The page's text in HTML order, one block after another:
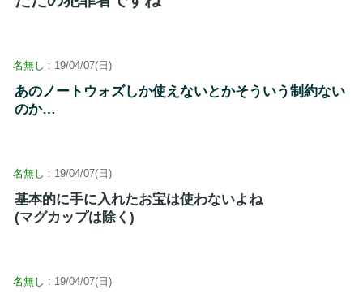
名無し : 19/04/07(日)
あのノートウォズしか使えないとかそういう制約ない
のか…
名無し : 19/04/07(日)
基本的に手に入れたお宝は使わないよね
(マグカップは除く)
名無し : 19/04/07(日)